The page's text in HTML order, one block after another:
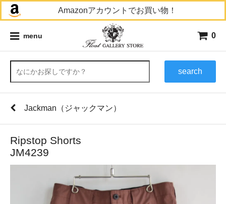
Amazonアカウントでお買い物！
menu 0
search
Jackman（ジャックマン）
Ripstop Shorts
JM4239